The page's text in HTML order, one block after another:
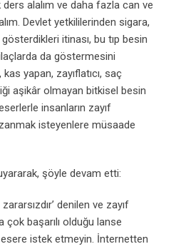
alalım ve daha fazla can ve
Devlet yetkililerinden sigara,
itinası, bu tıp besin
da göstermesini
yapan, zayıflatıcı, saç
aşikâr olmayan bitkisel besin
insanların zayıf
isteyenlere müsaade
şöyle devam etti:
denilen ve zayıf
başarılı olduğu lanse
istek etmeyin. İnternetten